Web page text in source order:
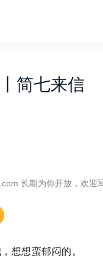
简七来信
长期为你开放，欢迎
想想蛮郁闷的。